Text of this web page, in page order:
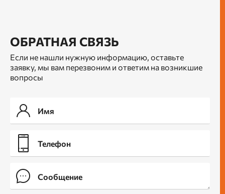
ОБРАТНАЯ СВЯЗЬ
Если не нашли нужную информацию, оставьте
заявку, мы вам перезвоним и ответим на возникшие
вопросы